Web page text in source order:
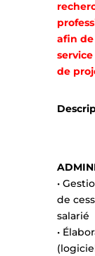
afin
de
•
de
salarié
•